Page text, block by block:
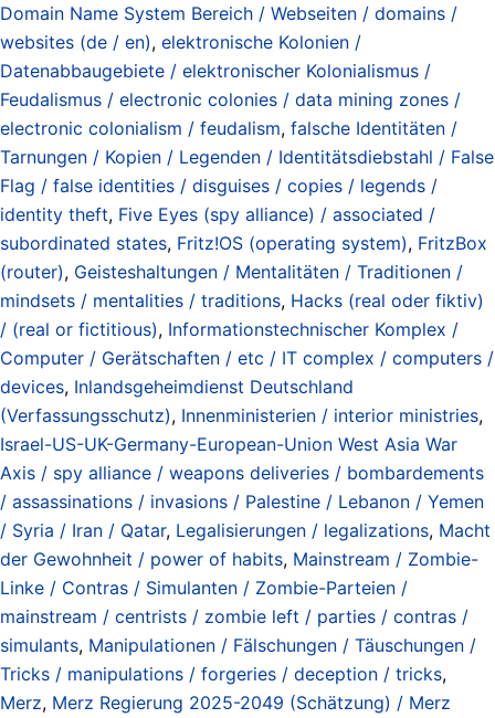
Domain Name System Bereich / Webseiten / domains /
websites (de / en), elektronische Kolonien /
Datenabbaugebiete / elektronischer Kolonialismus /
Feudalismus / electronic colonies / data mining zones /
electronic colonialism / feudalism, falsche Identitäten /
Tarnungen / Kopien / Legenden / Identitätsdiebstahl / False
Flag / false identities / disguises / copies / legends /
identity theft, Five Eyes (spy alliance) / associated /
subordinated states, Fritz!OS (operating system), FritzBox
(router), Geisteshaltungen / Mentalitäten / Traditionen /
mindsets / mentalities / traditions, Hacks (real oder fiktiv)
/ (real or fictitious), Informationstechnischer Komplex /
Computer / Gerätschaften / etc / IT complex / computers /
devices, Inlandsgeheimdienst Deutschland
(Verfassungsschutz), Innenministerien / interior ministries,
Israel-US-UK-Germany-European-Union West Asia War
Axis / spy alliance / weapons deliveries / bombardements
/ assassinations / invasions / Palestine / Lebanon / Yemen
/ Syria / Iran / Qatar, Legalisierungen / legalizations, Macht
der Gewohnheit / power of habits, Mainstream / Zombie-
Linke / Contras / Simulanten / Zombie-Parteien /
mainstream / centrists / zombie left / parties / contras /
simulants, Manipulationen / Fälschungen / Täuschungen /
Tricks / manipulations / forgeries / deception / tricks,
Merz, Merz Regierung 2025-2049 (Schätzung) / Merz